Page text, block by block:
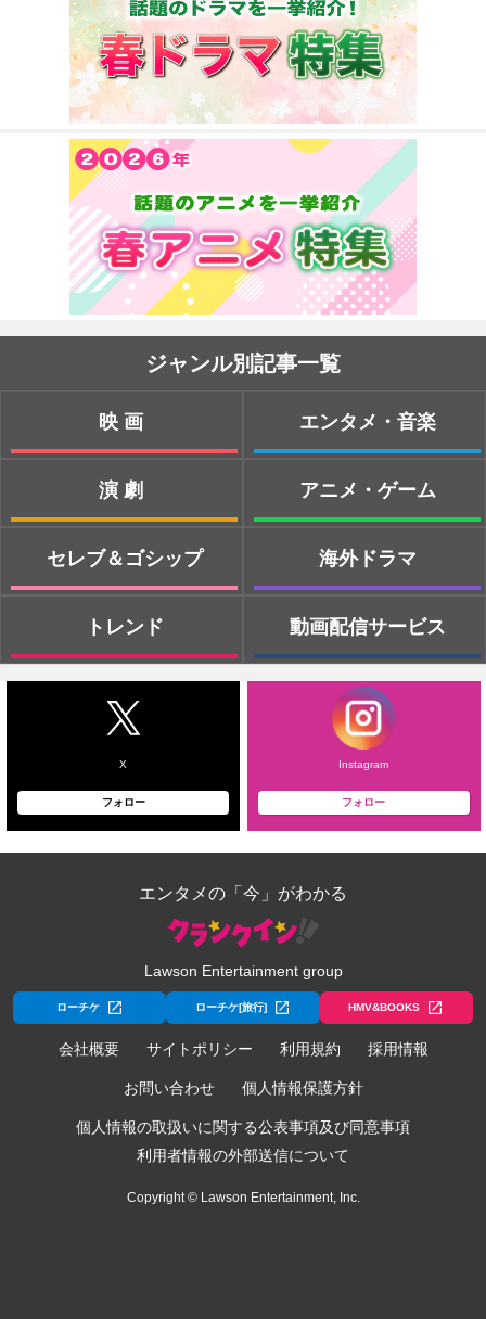
ジャンル別記事一覧
映画
演劇
セレブ＆ゴシップ
トレンド
エンタメ・音楽
アニメ・ゲーム
海外ドラマ
動画配信サービス
X
フォロー
Instagram
フォロー
エンタメの「今」がわかる
Lawson Entertainment group
ローチケ ローチケ[旅行] HMV&BOOKS
会社概要 サイトポリシー 利用規約 採用情報
お問い合わせ 個人情報保護方針
個人情報の取扱いに関する公表事項及び同意事項
利用者情報の外部送信について
Copyright © Lawson Entertainment, Inc.